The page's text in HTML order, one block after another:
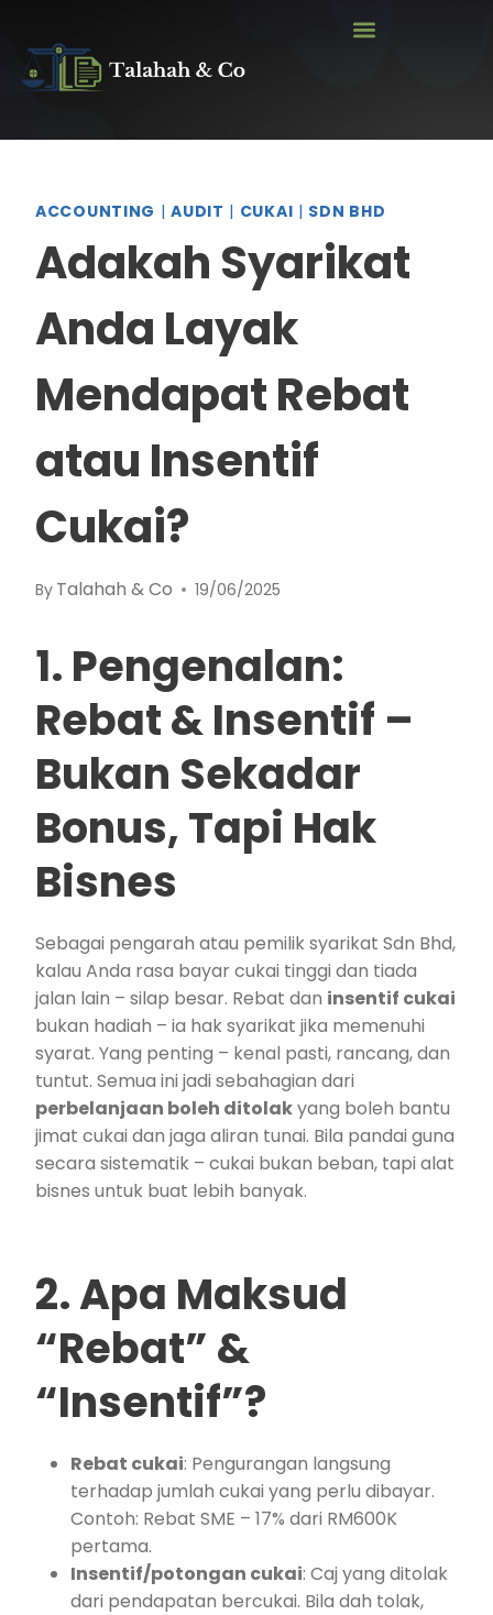
ACCOUNTING |AUDIT | CUKAI | SDN BHD
Adakah Syarikat
Anda Layak
Mendapat Rebat
atau Insentif
Cukai?
By Talahah & Co 19/06/2025
1. Pengenalan:
Rebat & Insentif –
Bukan Sekadar
Bonus, Tapi Hak
Bisnes
Sebagai pengarah atau pemilik syarikat Sdn Bhd,
kalau Anda rasa bayar cukai tinggi dan tiada
jalan lain – silap besar. Rebat dan insentif cukai
bukan hadiah – ia hak syarikat jika memenuhi
syarat. Yang penting – kenal pasti, rancang, dan
tuntut. Semua ini jadi sebahagian dari
perbelanjaan boleh ditolakyang boleh bantu
jimat cukai dan jaga aliran tunai. Bila pandai guna
secara sistematik – cukai bukan beban, tapi alat
bisnes untuk buat lebih banyak.
2. Apa Maksud
“Rebat” &
“Insentif”?
Rebat cukai: Pengurangan langsung
terhadap jumlah cukai yang perlu dibayar.
Contoh: Rebat SME – 17% dari RM600K
pertama.
Insentif/potongan cukai: Caj yang ditolak
dari pendapatan bercukai. Bila dah tolak,